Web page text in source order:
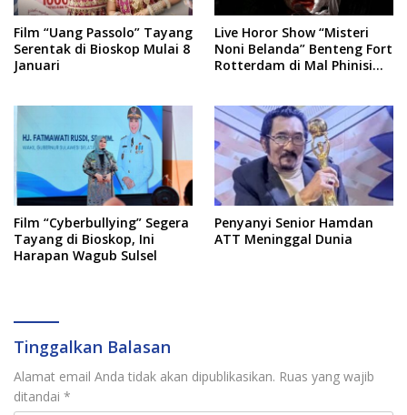
Film “Uang Passolo” Tayang
Serentak di Bioskop Mulai 8
Januari
Live Horor Show “Misteri
Noni Belanda” Benteng Fort
Rotterdam di Mal Phinisi
Film “Cyberbullying” Segera
Tayang di Bioskop, Ini
Harapan Wagub Sulsel
Penyanyi Senior Hamdan
ATT Meninggal Dunia
Tinggalkan Balasan
Alamat email Anda tidak akan dipublikasikan. Ruas yang wajib
ditandai *